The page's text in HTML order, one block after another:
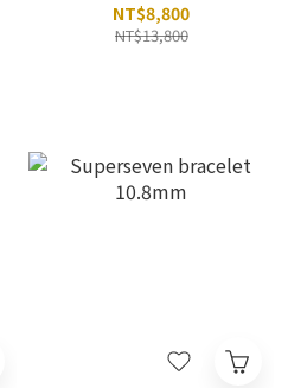
NT$8,800
NT$13,800